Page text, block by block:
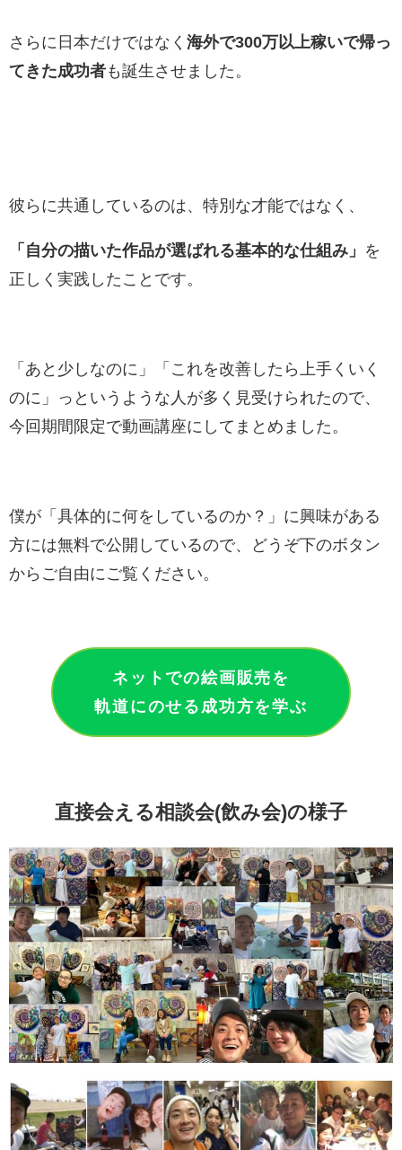
さらに日本だけではなく 海外で300万以上稼いで帰っ
てきた成功者も誕生させました。
彼らに共通しているのは、特別な才能ではなく、
「自分の描いた作品が選ばれる基本的な仕組み」
を
正しく実践したことです。
「あと少しなのに」「これを改善したら上手くいく
のに」っというような人が多く見受けられたので、
今回期間限定で動画講座にしてまとめました。
僕が「具体的に何をしているのか？」に興味がある
方には無料で公開しているので、どうぞ下のボタン
からご自由にご覧ください。
ネットでの絵画販売を
軌道にのせる成功方を学ぶ
直接会える相談会(飲み会)の様子